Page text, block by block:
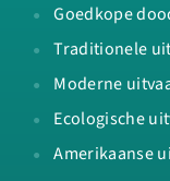
Goedkope
Traditionele
Moderne
Ecologische
Amerikaanse